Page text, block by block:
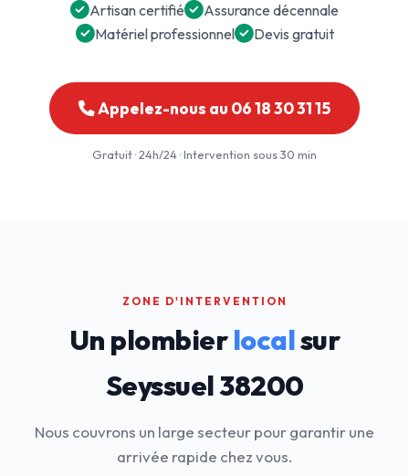
Artisan certifié
Assurance décennale
Matériel professionnel
Devis gratuit
Appelez-nous au 06 18 30 31 15
Gratuit · 24h/24 · Intervention sous 30 min
ZONE D'INTERVENTION
Un plombierlocalsur
Seyssuel 38200
Nous couvrons un large secteur pour garantir une
arrivée rapide chez vous.